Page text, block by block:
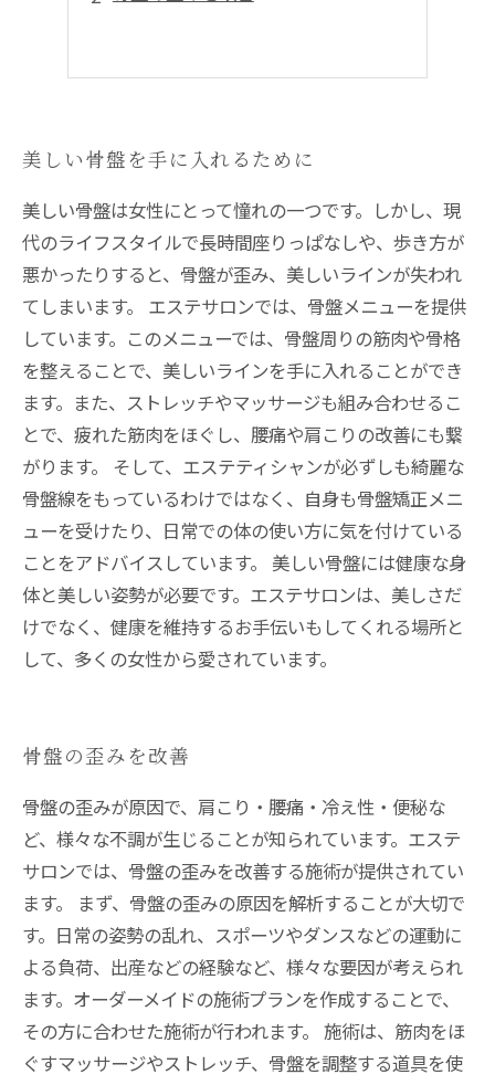
美しい骨盤を手に入れるために
美しい骨盤は女性にとって憧れの一つです。しかし、現
代のライフスタイルで長時間座りっぱなしや、歩き方が
悪かったりすると、骨盤が歪み、美しいラインが失われ
てしまいます。 エステサロンでは、骨盤メニューを提供
しています。このメニューでは、骨盤周りの筋肉や骨格
を整えることで、美しいラインを手に入れることができ
ます。また、ストレッチやマッサージも組み合わせるこ
とで、疲れた筋肉をほぐし、腰痛や肩こりの改善にも繋
がります。 そして、エステティシャンが必ずしも綺麗な
骨盤線をもっているわけではなく、自身も骨盤矯正メニ
ューを受けたり、日常での体の使い方に気を付けている
ことをアドバイスしています。 美しい骨盤には健康な身
体と美しい姿勢が必要です。エステサロンは、美しさだ
けでなく、健康を維持するお手伝いもしてくれる場所と
して、多くの女性から愛されています。
骨盤の歪みを改善
骨盤の歪みが原因で、肩こり・腰痛・冷え性・便秘な
ど、様々な不調が生じることが知られています。エステ
サロンでは、骨盤の歪みを改善する施術が提供されてい
ます。 まず、骨盤の歪みの原因を解析することが大切で
す。日常の姿勢の乱れ、スポーツやダンスなどの運動に
よる負荷、出産などの経験など、様々な要因が考えられ
ます。オーダーメイドの施術プランを作成することで、
その方に合わせた施術が行われます。 施術は、筋肉をほ
ぐすマッサージやストレッチ、骨盤を調整する道具を使